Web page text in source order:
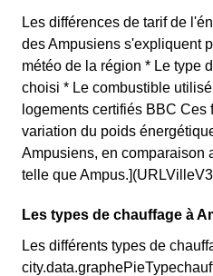
Les différences de tarif de
des Ampusiens s'expliquent
météo de la région * Le type
choisi * Le combustible
logements certifiés BBC Ces
variation du poids
Ampusiens, en comparaison
telle que
Les types de chauffage à
Les différents types de